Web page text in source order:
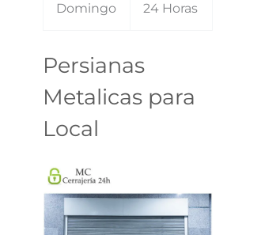
Domingo 24 Horas
Persianas
Metalicas para
Local